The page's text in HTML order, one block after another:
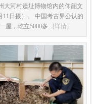
大河村遗址博物馆内的仰韶文
11日摄）。 中国考古界公认的
屋，屹立5000多... [详情]